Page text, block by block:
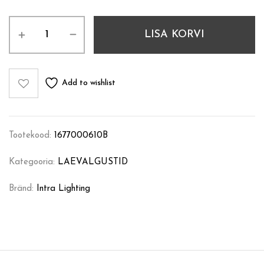
LISA KORVI
Add to wishlist
Tootekood: 1677000610B
Kategooria: LAEVALGUSTID
Bränd: Intra Lighting